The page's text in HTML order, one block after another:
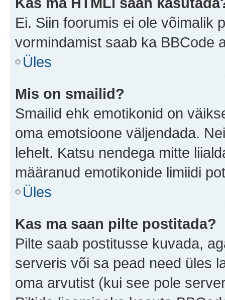
Ei. Siin foorumis ei ole võimalik
vormindamist saab ka BBCode
Üles
Mis on smailid?
Smailid ehk emotikonid on
oma emotsioone väljendada.
lehelt. Katsu nendega mitte
määranud emotikonide limiidi
Üles
Kas ma saan pilte postitada?
Pilte saab postitusse kuvada,
serveris või sa pead need üles
oma arvutist (kui see pole